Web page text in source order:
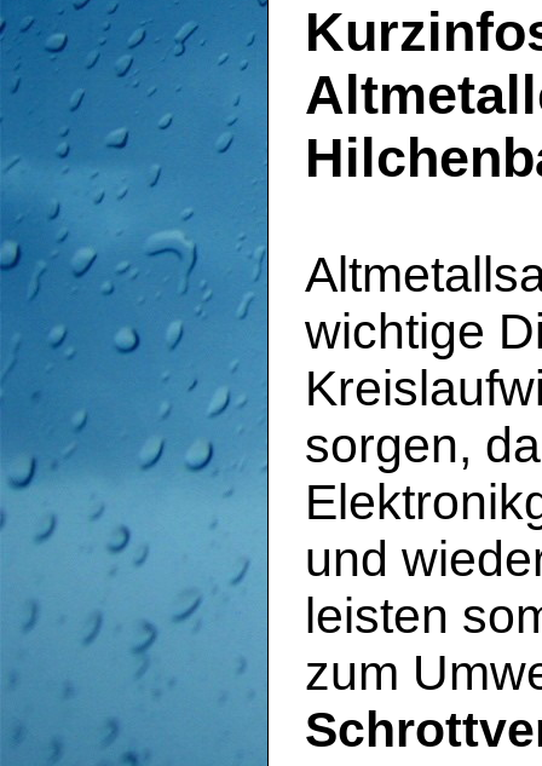
wichtige
sorgen,
und
leisten
zum